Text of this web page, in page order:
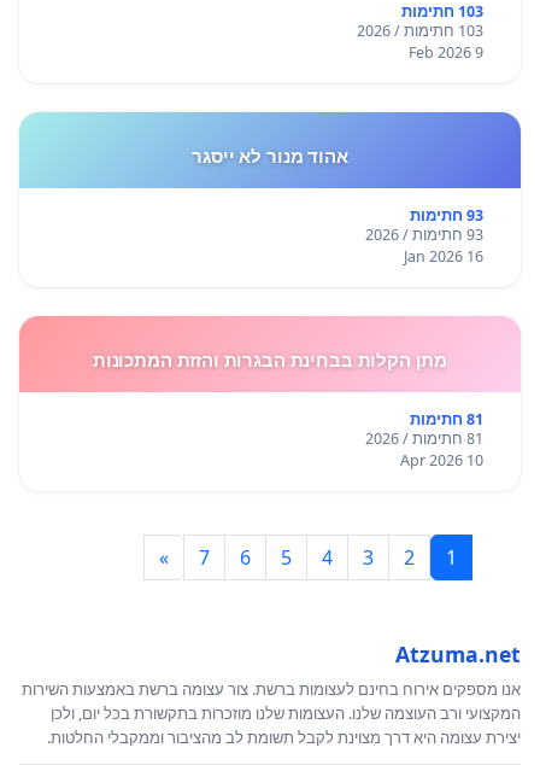
103 חתימות
103 חתימות / 2026
9 Feb 2026
אהוד מנור לא ייסגר
93 חתימות
93 חתימות / 2026
16 Jan 2026
מתן הקלות בבחינת הבגרות והזזת המתכונות
81 חתימות
81 חתימות / 2026
10 Apr 2026
1
2
3
4
5
6
7
»
Atzuma.net
אנו מספקים אירוח בחינם לעצומות ברשת. צור עצומה ברשת באמצעות השירות
המקצועי ורב העוצמה שלנו. העצומות שלנו מוזכרות בתקשורת בכל יום, ולכן
יצירת עצומה היא דרך מצוינת לקבל תשומת לב מהציבור וממקבלי החלטות.